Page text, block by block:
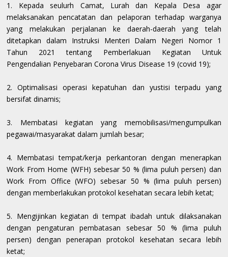
1. Kepada seulurh Camat, Lurah dan Kepala Desa agar
melaksanakan pencatatan dan pelaporan terhadap warganya
yang melakukan perjalanan ke daerah-daerah yang telah
ditetapkan dalam Instruksi Menteri Dalam Negeri Nomor 1
Tahun 2021 tentang Pemberlakuan Kegiatan Untuk
Pengendalian Penyebaran Corona Virus Disease 19 (covid 19);
2. Optimalisasi operasi kepatuhan dan yustisi terpadu yang
bersifat dinamis;
3. Membatasi kegiatan yang memobilisasi/mengumpulkan
pegawai/masyarakat dalam jumlah besar;
4. Membatasi tempat/kerja perkantoran dengan menerapkan
Work From Home (WFH) sebesar 50 % (lima puluh persen) dan
Work From Office (WFO) sebesar 50 % (lima puluh persen)
dengan memberlakukan protokol kesehatan secara lebih ketat;
5. Mengijinkan kegiatan di tempat ibadah untuk dilaksanakan
dengan pengaturan pembatasan sebesar 50 % (lima puluh
persen) dengan penerapan protokol kesehatan secara lebih
ketat;